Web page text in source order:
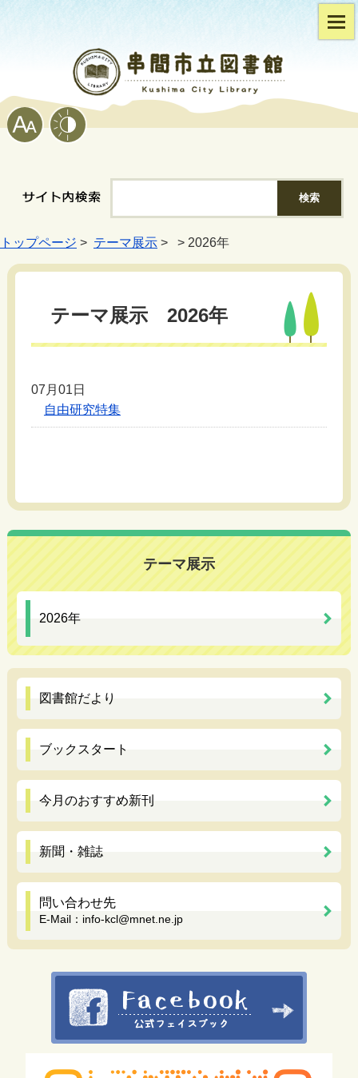
トップページ > テーマ展示 > > 2026年
テーマ展示 2026年
07月01日
自由研究特集
テーマ展示
2026年
図書館だより
ブックスタート
今月のおすすめ新刊
新聞・雑誌
問い合わせ先
E-Mail： info-kcl@mnet.ne.jp